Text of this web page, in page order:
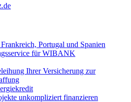
Portugal und Spanien
für WIBANK
Ihrer Versicherung zur
unkompliziert finanzieren